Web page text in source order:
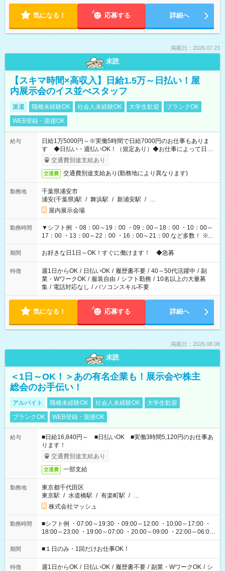
気になる！ 応募する 詳細へ
掲載日：2026.07.23
未読
【スキマ時間×高収入】日給1.5万～日払い！屋
内展示会のイス並べスタッフ
派遣 職種未経験OK 社会人未経験OK 大学生歓迎
ブランクOK
WEB登録・面接OK
給与
日給1万5000円～※実働5時間で日給7000円のお仕事もありま
す ◆日払い・週払いOK！（規定あり）◆お仕事によって日給
も異なります
交通費別途支給あり
交通費 交通費別途支給あり(勤務地により異なります)
勤務地
千葉県浦安市
浦安(千葉県)駅 / 舞浜駅 / 新浦安駅 / …
屋内展示会場
勤務時間
▼シフト例 ・08：00～19：00 ・09：00～18：00 ・10：00～
17：00 ・13：00～22：00 ・16：00～21：00 など多数！ ※お
仕事により勤務時間が異なります
期間 お好きな日1日～OK！すぐに働けます！ ◆急募
特徴 週1日からOK / 日払いOK / 履歴書不要 / 40～50代活躍中 / 副
業・WワークOK / 服装自由 / シフト勤務 / 10名以上の大量募
集 / 電話対応なし / パソコンスキル不要
気になる！ 応募する 詳細へ
掲載日：2026.08.08
未読
＜1日～OK！＞あの有名企業も！展示会や株主
総会のお手伝い！
アルバイト 職種未経験OK 社会人未経験OK
大学生歓迎
ブランクOK
WEB登録・面接OK
給与
■日給16,840円～ ■日払いOK ■実働3時間5,120円のお仕事あ
ります！
交通費別途支給あり
交通費 一部支給
勤務地
東京都千代田区
東京駅 / 水道橋駅 / 有楽町駅 / …
株式会社マッシュ
勤務時間
■シフト例 ・07:00～19:30 ・09:00～12:00 ・10:00～17:00 ・
18:00～23:00 ・19:00～07:00 ・20:00～09:00 ・22:00～06:00
etc ★最短で3時間で5,120円のお仕事から 15時間で2万円近く稼
げるお仕事も！ ご希望のお時間に合わせてご紹介！ ※シフトは
ください！
期間 ■１日のみ・1回だけお仕事OK！
特徴 週1日からOK / 日払いOK / 履歴書不要 / 副業・WワークOK / シ